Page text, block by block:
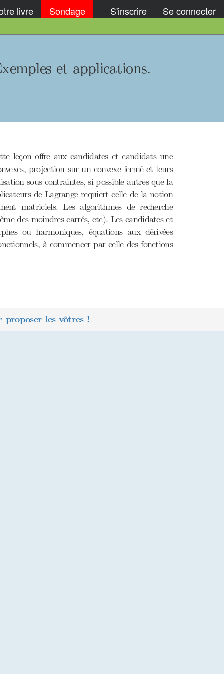
livre Sondage S'inscrire Se connecter
et applications.
leçon offre aux candidates et candidats une
projection sur un convexe fermé et leurs
sous contraintes, si possible autres que la
de Lagrange requiert celle de la notion
matriciels. Les algorithmes de recherche
des moindres carrés, etc). Les candidates et
ou harmoniques, équations aux dérivées
à commencer par celle des fonctions
proposer les vôtres !